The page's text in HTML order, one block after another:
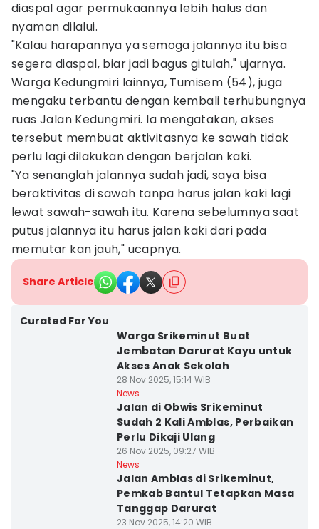
diaspal agar permukaannya lebih halus dan
nyaman dilalui.
"Kalau harapannya ya semoga jalannya itu bisa
segera diaspal, biar jadi bagus gitulah," ujarnya.
Warga Kedungmiri lainnya, Tumisem (54), juga
mengaku terbantu dengan kembali terhubungnya
ruas Jalan Kedungmiri. Ia mengatakan, akses
tersebut membuat aktivitasnya ke sawah tidak
perlu lagi dilakukan dengan berjalan kaki.
"Ya senanglah jalannya sudah jadi, saya bisa
beraktivitas di sawah tanpa harus jalan kaki lagi
lewat sawah-sawah itu. Karena sebelumnya saat
putus jalannya itu harus jalan kaki dari pada
memutar kan jauh," ucapnya.
Share Article
Curated For You
Warga Srikeminut Buat
Jembatan Darurat Kayu untuk
Akses Anak Sekolah
28 Nov 2025, 15:14 WIB
News
Jalan di Obwis Srikeminut
Sudah 2 Kali Amblas, Perbaikan
Perlu Dikaji Ulang
26 Nov 2025, 09:27 WIB
News
Jalan Amblas di Srikeminut,
Pemkab Bantul Tetapkan Masa
Tanggap Darurat
23 Nov 2025, 14:20 WIB